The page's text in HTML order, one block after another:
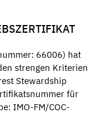
66006) hat
strengen Kriterien
Stewardship
für
IMO-FM/COC-